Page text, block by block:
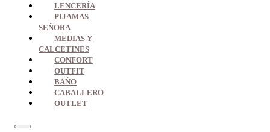
LENCERÍA
PIJAMAS
SEÑORA
MEDIAS Y
CALCETINES
CONFORT
OUTFIT
BAÑO
CABALLERO
OUTLET